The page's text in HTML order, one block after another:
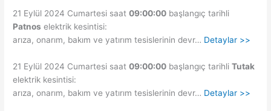
21 Eylül 2024 Cumartesi saat09:00:00 başlangıç tarihli
Patnos elektrik kesintisi:
arıza, onarım, bakım ve yatırım tesislerinin devr… Detaylar >>
21 Eylül 2024 Cumartesi saat09:00:00 başlangıç tarihliTutak
elektrik kesintisi:
arıza, onarım, bakım ve yatırım tesislerinin devr… Detaylar >>